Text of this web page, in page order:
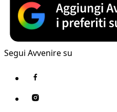
Segui Avvenire su